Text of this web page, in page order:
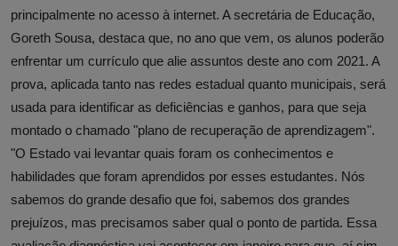
principalmente no acesso à internet. A secretária de Educação,
Goreth Sousa, destaca que, no ano que vem, os alunos poderão
enfrentar um currículo que alie assuntos deste ano com 2021. A
prova, aplicada tanto nas redes estadual quanto municipais, será
usada para identificar as deficiências e ganhos, para que seja
montado o chamado "plano de recuperação de aprendizagem".
"O Estado vai levantar quais foram os conhecimentos e
habilidades que foram aprendidos por esses estudantes. Nós
sabemos do grande desafio que foi, sabemos dos grandes
prejuízos, mas precisamos saber qual o ponto de partida. Essa